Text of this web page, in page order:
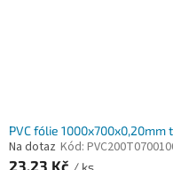
PVC fólie
Na dotaz Kód:
23,23 Kč / ks